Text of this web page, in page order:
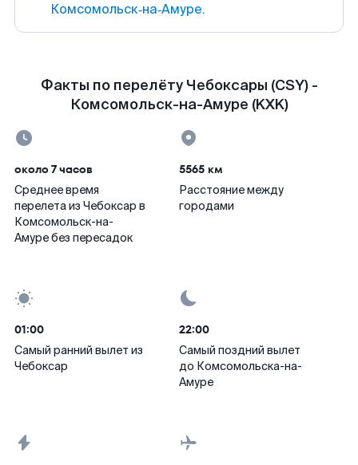
Комсомольск‑на‑Амуре.
Факты по перелёту Чебоксары (CSY) -
Комсомольск-на-Амуре (KXK)
около 7 часов
Среднее время
перелета из Чебоксар в
Комсомольск-на-
Амуре без пересадок
5565 км
Расстояние между
городами
01:00
Самый ранний вылет из
Чебоксар
22:00
Самый поздний вылет
до Комсомольска-на-
Амуре